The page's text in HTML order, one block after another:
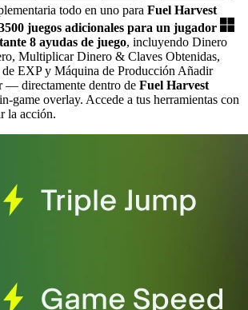
todo en uno para Fuel Harvest
juegos adicionales para un jugador
8 ayudas de juego, incluyendo Dinero
Multiplicar Dinero & Claves Obtenidas,
EXP y Máquina de Producción Añadir
— directamente dentro de Fuel Harvest
game overlay. Accede a tus herramientas con
la acción.